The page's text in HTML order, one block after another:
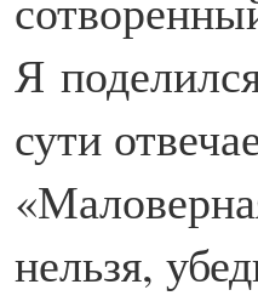
Я
сути
нельзя,